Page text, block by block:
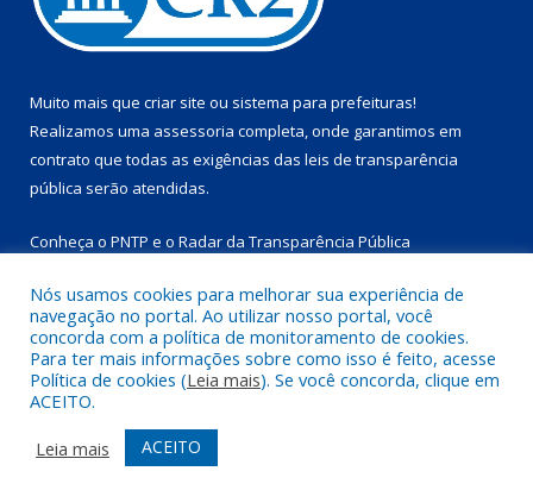
Muito mais que criar site ou sistema para prefeituras!
Realizamos uma assessoria completa, onde garantimos em
contrato que todas as exigências das leis de transparência
pública serão atendidas.
Conheça o PNTP e o Radar da Transparência Pública
Todos os direitos reservados a Prefeitura Municipal de
Marapanim.
Mapa do Site
Acessar Área Administrativa
Acessar Webmail
Nós usamos cookies para melhorar sua experiência de
navegação no portal. Ao utilizar nosso portal, você
concorda com a política de monitoramento de cookies.
Para ter mais informações sobre como isso é feito, acesse
Política de cookies (Leia mais). Se você concorda, clique em
ACEITO.
Leia mais
ACEITO